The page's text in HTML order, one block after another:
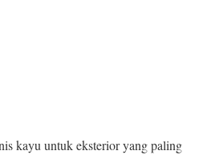
kayu untuk eksterior yang paling